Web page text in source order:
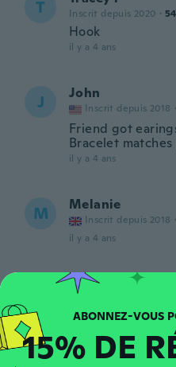
T Inscrit depuis 2020 · 54
Hook
il y a 4 ans
J John
Inscrit depuis 2018 ·
Friend got
Bracelet
il y a 4 ans
M Melanie
Inscrit depuis 2018 ·
il y a 4 ans
Tara
Love it !!!
il y a 4 ans
15% DE